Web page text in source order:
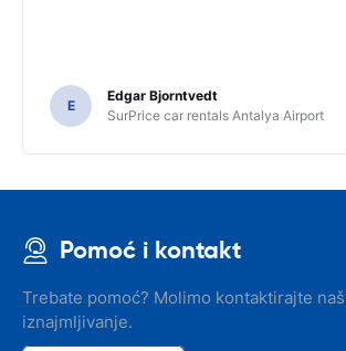
E
Edgar Bjorntvedt
SurPrice car rentals Antalya Airport
Pomoć i kontakt
Trebate pomoć? Molimo kontaktirajte
iznajmljivanje.